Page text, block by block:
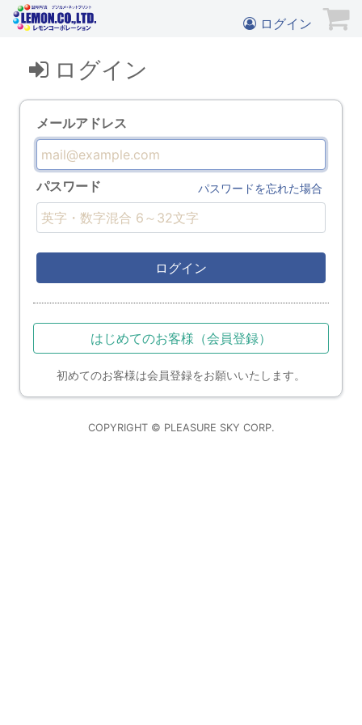
ログイン
ログイン
メールアドレス
パスワード パスワードを忘れた場合
ログイン
はじめてのお客様（会員登録）
初めてのお客様は会員登録をお願いいたします。
COPYRIGHT © PLEASURE SKY CORP.